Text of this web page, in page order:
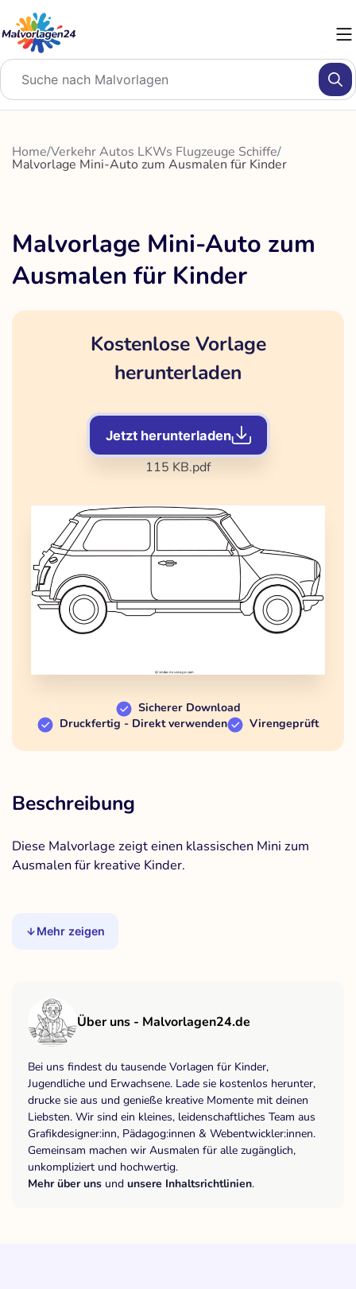
Inhalt
springen
Home/Verkehr Autos LKWs Flugzeuge Schiffe/
Malvorlage Mini-Auto zum Ausmalen für Kinder
Malvorlage Mini-Auto zum
Ausmalen für Kinder
Kostenlose Vorlage
herunterladen
Jetzt herunterladen
115 KB.pdf
Sicherer Download
Druckfertig - Direkt verwenden
Virengeprüft
Beschreibung
Diese Malvorlage zeigt einen klassischen Mini zum
Ausmalen für kreative Kinder.
Mehr zeigen
Über uns - Malvorlagen24.de
Bei uns findest du tausende Vorlagen für Kinder,
Jugendliche und Erwachsene. Lade sie kostenlos herunter,
drucke sie aus und genieße kreative Momente mit deinen
Liebsten. Wir sind ein kleines, leidenschaftliches Team aus
Grafikdesigner:inn, Pädagog:innen & Webentwickler:innen.
Gemeinsam machen wir Ausmalen für alle zugänglich,
unkompliziert und hochwertig.
Mehr über uns und unsere Inhaltsrichtlinien.